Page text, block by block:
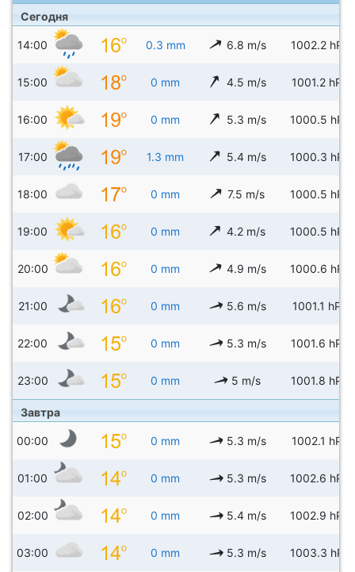
Сегодня
14:00 0.3 mm 6.8 m/s 1002.2 hPa
15:00 0 mm 4.5 m/s 1001.2 hPa
16:00 0 mm 5.3 m/s 1000.5 hPa
17:00 1.3 mm 5.4 m/s 1000.3 hPa
18:00 0 mm 7.5 m/s 1000.5 hPa
19:00 0 mm 4.2 m/s 1000.5 hPa
20:00 0 mm 4.9 m/s 1000.6 hPa
21:00 0 mm 5.6 m/s 1001.1 hPa
22:00 0 mm 5.3 m/s 1001.6 hPa
23:00 0 mm 5 m/s 1001.8 hPa
Завтра
00:00 0 mm 5.3 m/s 1002.1 hPa
01:00 0 mm 5.3 m/s 1002.6 hPa
02:00 0 mm 5.4 m/s 1002.9 hPa
03:00 0 mm 5.3 m/s 1003.3 hPa